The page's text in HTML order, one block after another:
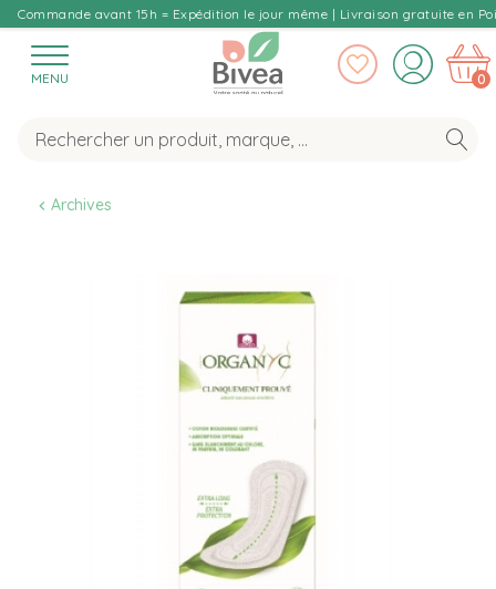
Commande avant 15h = Expédition le jour même | Livraison gratuite en
MENU 0
Archives